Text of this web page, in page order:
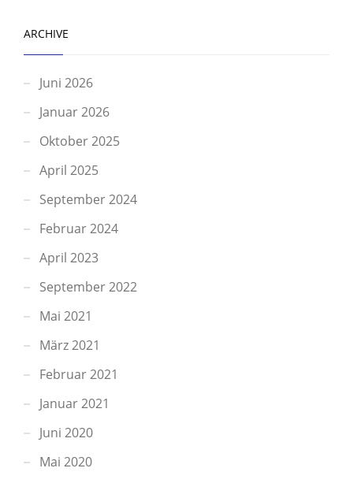
ARCHIVE
Juni 2026
Januar 2026
Oktober 2025
April 2025
September 2024
Februar 2024
April 2023
September 2022
Mai 2021
März 2021
Februar 2021
Januar 2021
Juni 2020
Mai 2020